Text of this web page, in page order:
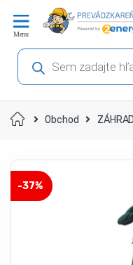
navigáciu
obsah
Products
search
Domov Obchod
-37%